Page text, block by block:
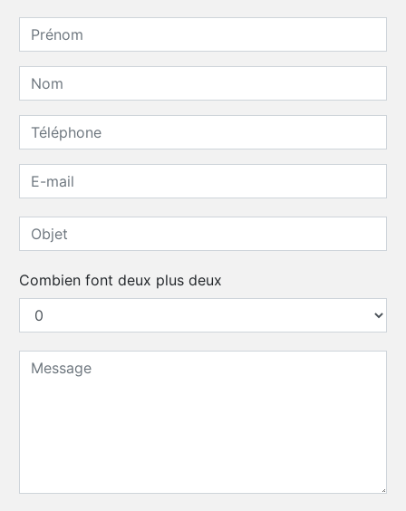
Combien font deux plus deux